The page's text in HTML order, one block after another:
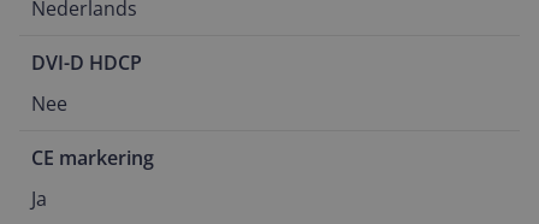
Nederlands
DVI-D HDCP
Nee
CE markering
Ja